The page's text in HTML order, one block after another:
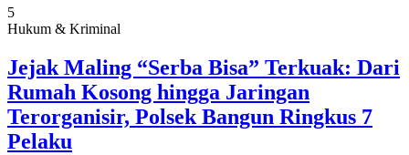
5
Hukum & Kriminal
Jejak Maling “Serba Bisa” Terkuak: Dari
Rumah Kosong hingga Jaringan
Terorganisir, Polsek Bangun Ringkus 7
Pelaku